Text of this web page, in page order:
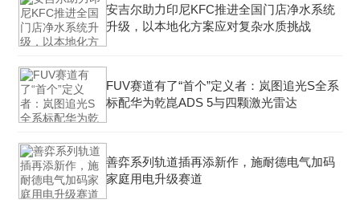
安吉尔助力印尼KFC推进全国门店净水系统
升级，以本地化方案应对复杂水质挑战
FUV赛道有了“首个”定义者：岚图追光S全系
标配华为乾崑ADS 5与四颗激光雷达
善弈系列轨道插再添新作，施耐德电气加码
家庭用电升级赛道